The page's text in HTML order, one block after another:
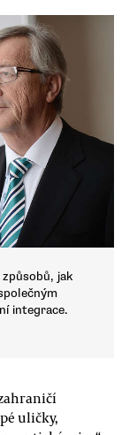
jak
integrace.
uličky,